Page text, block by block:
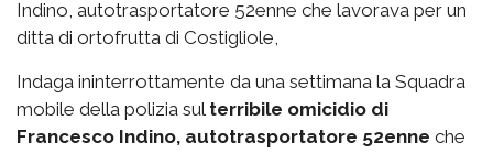
Indino, autotrasportatore 52enne che lavorava per un
ditta di ortofrutta di Costigliole,
Indaga ininterrottamente da una settimana la Squadra
mobile della polizia sul terribile omicidio di
Francesco Indino, autotrasportatore 52enne che